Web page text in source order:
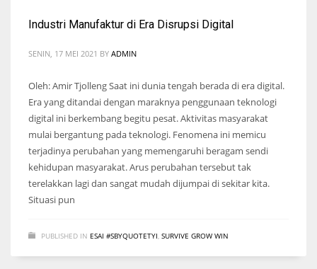
Industri Manufaktur di Era Disrupsi Digital
SENIN, 17 MEI 2021 BY ADMIN
Oleh: Amir Tjolleng Saat ini dunia tengah berada di era digital.
Era yang ditandai dengan maraknya penggunaan teknologi
digital ini berkembang begitu pesat. Aktivitas masyarakat
mulai bergantung pada teknologi. Fenomena ini memicu
terjadinya perubahan yang memengaruhi beragam sendi
kehidupan masyarakat. Arus perubahan tersebut tak
terelakkan lagi dan sangat mudah dijumpai di sekitar kita.
Situasi pun
PUBLISHED IN ESAI #SBYQUOTETYI SURVIVE GROW WIN